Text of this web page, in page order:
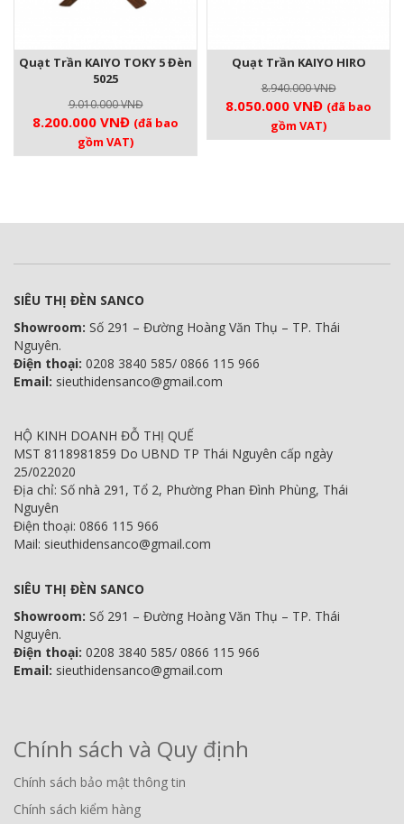
Quạt Trần KAIYO TOKY 5 Đèn
5025
9.010.000VNĐ
Giá
là:
8.200.000 VNĐGiá
hiện
tại
(đã bao
gồm VAT)
Quạt Trần KAIYO HIRO
8.940.000VNĐ
Giá
là:
8.050.000 VNĐGiá
hiện
tại
(đã bao
gồm VAT)
SIÊU THỊ ĐÈN SANCO
Showroom: Số 291 – Đường Hoàng Văn Thụ – TP. Thái
Nguyên.
Điện thoại: 0208 3840 585/ 0866 115 966
Email: sieuthidensanco@gmail.com
HỘ KINH DOANH ĐỖ THỊ QUẾ
MST 8118981859 Do UBND TP Thái Nguyên cấp ngày
25/022020
Địa chỉ: Số nhà 291, Tổ 2, Phường Phan Đình Phùng, Thái
Nguyên
Điện thoại: 0866 115 966
Mail: sieuthidensanco@gmail.com
SIÊU THỊ ĐÈN SANCO
Showroom: Số 291 – Đường Hoàng Văn Thụ – TP. Thái
Nguyên.
Điện thoại: 0208 3840 585/ 0866 115 966
Email: sieuthidensanco@gmail.com
Chính sách và Quy định
Chính sách bảo mật thông tin
Chính sách kiểm hàng